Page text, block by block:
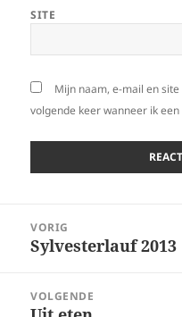
SITE
Mijn naam, e-mail en
volgende keer wanneer ik
navigatie
VORIG
Vorig
Sylvesterlauf 2013
VOLGENDE